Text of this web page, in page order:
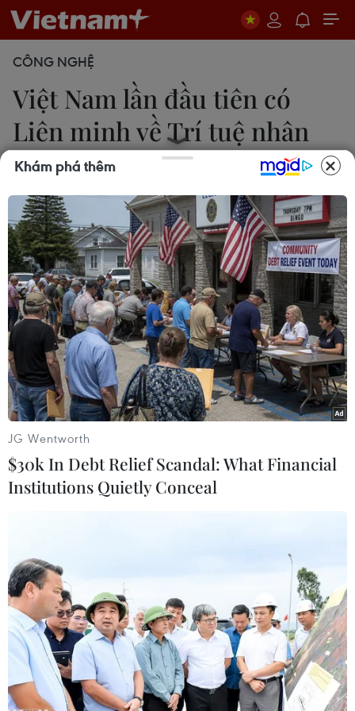
CÔNG NGHỆ
Việt Nam lần đầu tiên có
Liên minh về Trí tuệ nhân
tạo
Minh Sơn
20/06/2025 12:02
Liên minh AI Âu Lạc hoạt động dựa vào 3 nguyên
tắc: Đồng thuận -Tôn trọng - Cộng đồng mở và tập
trung vào 3 lĩnh vực gồm: Nghiên cứu phát triển,
Xây dựng quy chuẩn và chính sách về AI, Đào tạo.
Hơn 20 cơ quan nhà nước, doanh nghiệp, trường đại học đã
“bắt tay” thành lập Liên minh Trí tuệ nhân tạo đầu tiên của Việt
Nam. (Ảnh: PV/Vietnam+)
Ngày 20/6 tại Hà Nội, hơn 20 cơ quan nhà nước,
doanh nghiệp, trường đại học đã “bắt tay” thành
lập Liên minh Trí tuệ nhân tạo đầu tiên của Việt
Khám phá thêm
JG Wentworth
$30k In Debt Relief Scandal: What Financial
Institutions Quietly Conceal